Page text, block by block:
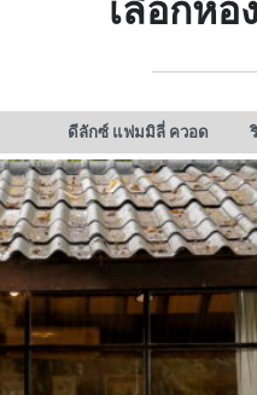
ดีลักซ์ แฟมมิลี่ ควอด